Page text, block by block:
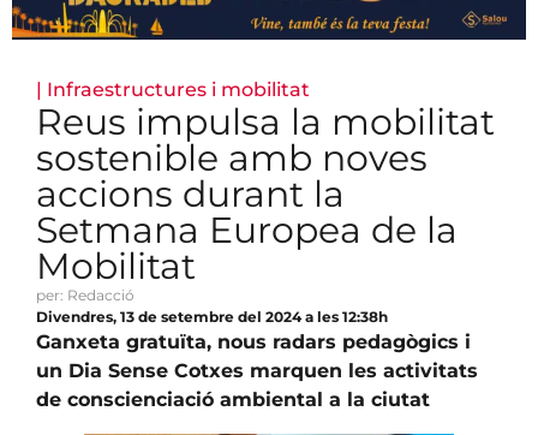
| Infraestructures i mobilitat
Reus impulsa la mobilitat
sostenible amb noves
accions durant la
Setmana Europea de la
Mobilitat
per: Redacció
Divendres, 13 de setembre del 2024 a les 12:38h
Ganxeta gratuïta, nous radars pedagògics i
un Dia Sense Cotxes marquen les activitats
de conscienciació ambiental a la ciutat